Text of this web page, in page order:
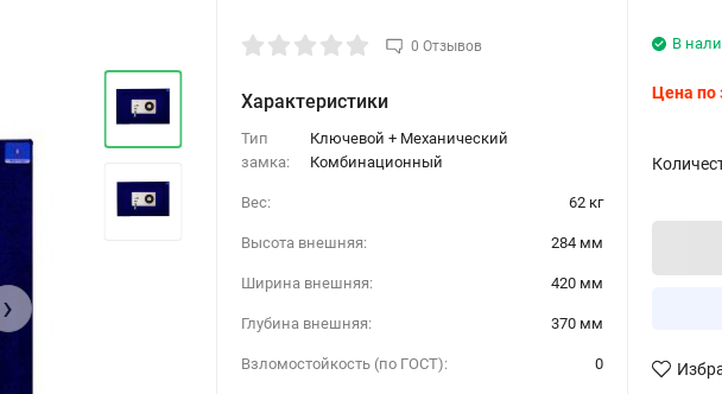
›
0 Отзывов
Характеристики
Тип
замка:
Ключевой + Механический
Комбинационный
Вес: 62 кг
Высота внешняя: 284 мм
Ширина внешняя: 420 мм
Глубина внешняя: 370 мм
Взломостойкость (по ГОСТ): 0
В
Цена по